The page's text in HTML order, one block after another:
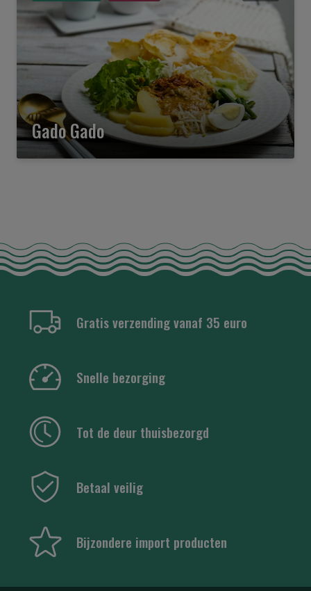
Gado Gado
Gratis verzending vanaf 35 euro
Snelle bezorging
Tot de deur thuisbezorgd
Betaal veilig
Bijzondere import producten